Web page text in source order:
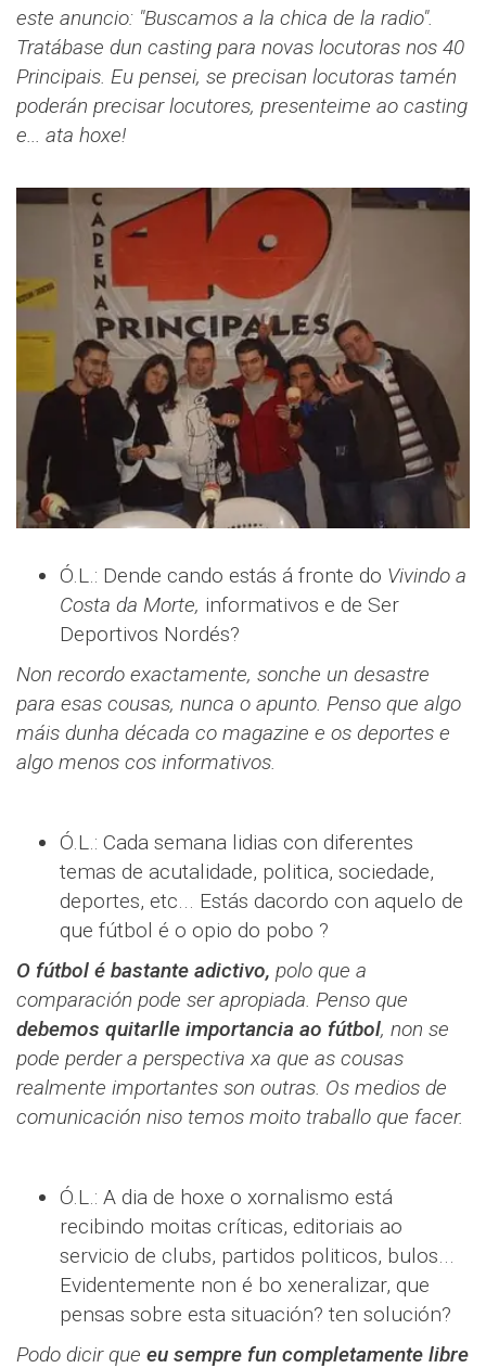
este anuncio: "Buscamos a la chica de la radio".
Tratábase dun casting para novas locutoras nos 40
Principais. Eu pensei, se precisan locutoras tamén
poderán precisar locutores, presenteime ao casting
e... ata hoxe!
Ó.L.: Dende cando estás á fronte do Vivindo a
Costa da Morte, informativos e de Ser
Deportivos Nordés?
Non recordo exactamente, sonche un desastre
para esas cousas, nunca o apunto. Penso que algo
máis dunha década co magazine e os deportes e
algo menos cos informativos.
Ó.L.: Cada semana lidias con diferentes
temas de acutalidade, politica, sociedade,
deportes, etc... Estás dacordo con aquelo de
que fútbol é o opio do pobo ?
O fútbol é bastante adictivo, polo que a
comparación pode ser apropiada. Penso que
debemos quitarlle importancia ao fútbol, non se
pode perder a perspectiva xa que as cousas
realmente importantes son outras. Os medios de
comunicación niso temos moito traballo que facer.
Ó.L.: A dia de hoxe o xornalismo está
recibindo moitas críticas, editoriais ao
servicio de clubs, partidos politicos, bulos...
Evidentemente non é bo xeneralizar, que
pensas sobre esta situación? ten solución?
Podo dicir que eu sempre fun completamente libre